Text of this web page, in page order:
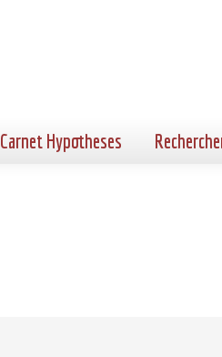
Carnet Hypotheses